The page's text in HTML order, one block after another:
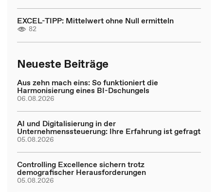
EXCEL-TIPP: Mittelwert ohne Null ermitteln
82
Neueste Beiträge
Aus zehn mach eins: So funktioniert die
Harmonisierung eines BI-Dschungels
06.08.2026
AI und Digitalisierung in der
Unternehmenssteuerung: Ihre Erfahrung ist gefragt
05.08.2026
Controlling Excellence sichern trotz
demografischer Herausforderungen
05.08.2026